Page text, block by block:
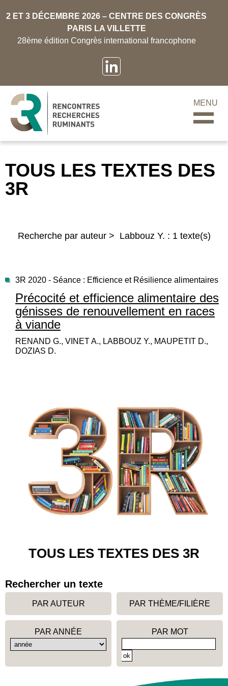
2 ET 3 DÉCEMBRE 2026 – CENTRE DES CONGRÈS
PARIS LA VILLETTE
28ème édition Congrès international francophone
MENU
TOUS LES TEXTES DES
3R
Recherche par auteur > Labbouz Y. : 1 texte(s)
3R 2020 - Séance : Efficience et Résilience alimentaires
Précocité et efficience alimentaire des
génisses de renouvellement en races
à viande
RENAND G., VINET A., LABBOUZ Y., MAUPETIT D.,
DOZIAS D.
TOUS LES TEXTES DES 3R
Rechercher un texte
PAR AUTEUR PAR THÈME/FILIÈRE
PAR ANNÉE PAR MOT